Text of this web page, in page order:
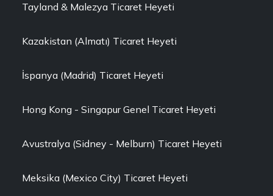
Tayland & Malezya Ticaret Heyeti
Kazakistan (Almatı) Ticaret Heyeti
İspanya (Madrid) Ticaret Heyeti
Hong Kong - Singapur Genel Ticaret Heyeti
Avustralya (Sidney - Melburn) Ticaret Heyeti
Meksika (Mexico City) Ticaret Heyeti